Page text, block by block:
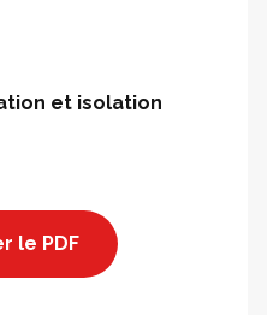
et isolation
le PDF